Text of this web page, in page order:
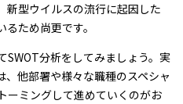
新型ウイルスの流行に起因した
ため尚更です。
SWOT分析をしてみましょう。実
他部署や様々な職種のスペシャ
ーミングして進めていくのがお